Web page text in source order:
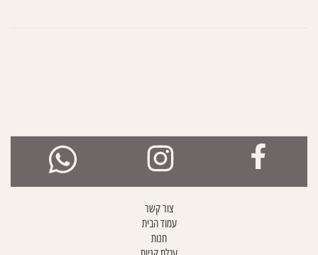
צור קשר
עמוד הבית
חנות